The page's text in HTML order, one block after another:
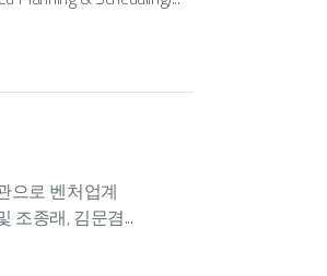
으로 벤처업계
조종래, 김문겸...